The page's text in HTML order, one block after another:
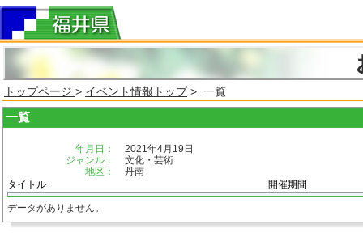
トップページ > イベント情報トップ> 一覧
一覧
年月日：
2021年4月19日
ジャンル：
文化・芸術
地区：
丹南
タイトル
開催期間
データがありません。